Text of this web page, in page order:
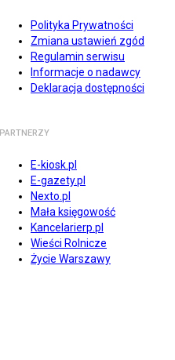
Polityka Prywatności
Zmiana ustawień zgód
Regulamin serwisu
Informacje o nadawcy
Deklaracja dostępności
PARTNERZY
E-kiosk.pl
E-gazety.pl
Nexto.pl
Mała księgowość
Kancelarierp.pl
Wieści Rolnicze
Życie Warszawy